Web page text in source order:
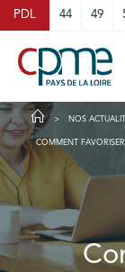
PDL 44 49
NOS
COMMENT
Cookies